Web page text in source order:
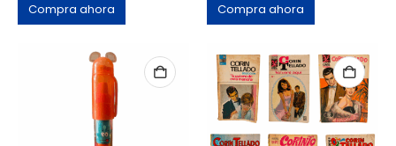
Compra ahora Compra ahora